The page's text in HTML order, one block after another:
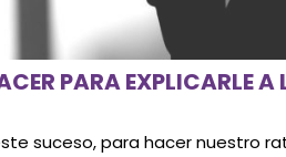
PARA EXPLICARLE A
suceso, para hacer nuestro